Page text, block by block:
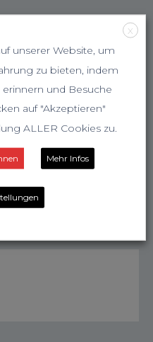
X
unserer Website, um
zu bieten, indem
und Besuche
auf "Akzeptieren"
ALLER Cookies zu.
Mehr Infos